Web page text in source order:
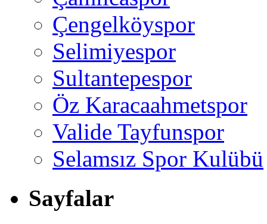
Çengelköyspor
Selimiyespor
Sultantepespor
Öz Karacaahmetspor
Valide Tayfunspor
Selamsız Spor Kulübü
Sayfalar